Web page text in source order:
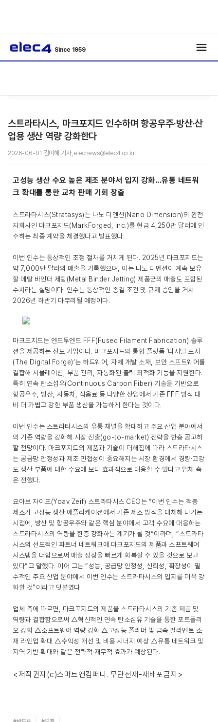
Since 1959
스트라타시스, 마크포지드 인수하며 항공우주·방산·산
업용 생산 역량 강화한다
2026-06-01 김미혜 기자, elecnews@elec4.co.kr
고성능 생산 수요 높은 제조 분야서 입지 강화...유통 네트워
크 확대를 통한 교차 판매 기회 창출
스트라타시스(Stratasys)는 나노 디멘션(Nano Dimension)의 완전
자회사인 마크포지드(MarkForged, Inc.)를 현금 4,250만 달러에 인
수하는 최종 계약을 체결했다고 발표했다.
이번 인수는 통상적인 조정 절차를 거치게 된다. 2025년 마크포지드는
약 7,000만 달러의 매출을 기록했으며, 이는 나노 디멘션이 계속 보유
할 메탈 바인더 제팅(Metal Binder Jetting) 제품군의 매출도 포함된
수치라는 설명이다. 인수는 통상적인 종결 조건 및 규제 승인을 거쳐
2026년 하반기 마무리될 예정이다.
마크포지드는 엔드투엔드 FFF(Fused Filament Fabrication) 솔루
션을 제공하는 선도 기업이다. 마크포지드의 통합 플랫폼 ‘디지털 포지
(The Digital Forge)’는 하드웨어, 자체 개발 소재, 보안 소프트웨어를
결합해 시뮬레이션, 부품 관리, 자동화된 출력 최적화 기능을 지원한다.
특히 연속 탄소섬유(Continuous Carbon Fiber) 기술을 기반으로
항공우주, 방산, 자동차, 식음료 등 다양한 산업에서 기존 FFF 방식 대
비 더 가볍고 강한 부품 생산을 가능하게 한다는 것이다.
이번 인수는 스트라타시스의 유통 채널을 확대하고 주요 산업 분야에서
의 기존 역량을 강화해 시장 진출(go-to-market) 전략을 한층 공고히
할 전망이다. 마크포지드의 제품과 기술이 더해짐에 따라 스트라타시스
는 공급망 안정성과 제조 민첩성이 중요해지는 시장 환경에서 경량·고강
도 생산 부품에 대한 수요에 보다 효과적으로 대응할 수 있다고 업체 측
은 전했다.
요아브 자이프(Yoav Zeif) 스트라타시스 CEO는 “이번 인수는 적층
제조가 고성능 생산 애플리케이션에서 기존 제조 방식을 대체해 나가는
시점에, 방산 및 항공우주와 같은 핵심 분야에서 고객 수요에 대응하는
스트라타시스의 역량을 한층 강화하는 계기가 될 것”이라며, “스트라타
시스의 선도적인 파트너 네트워크에 마크포지드의 제품과 소프트웨어
시스템을 더함으로써 매출 성장을 빠르게 회복할 수 있을 것으로 보고
있다”고 말했다. 이어 그는 “성능, 공급망 안정성, 신뢰성, 확장성이 필
수적인 주요 산업 분야에서 이번 인수는 스트라타시스의 입지를 더욱 강
화할 것”이라고 덧붙였다.
업체 측에 따르면, 마크포지드의 제품을 스트라타시스의 기존 제품 및
역량과 결합함으로써 △혁신적인 연속 탄소섬유 기술을 통한 포트폴리
오 강화 △소프트웨어 역량 강화 △고성능 폴리머 및 금속 필라멘트 소
재 라인업 확대 △수익성 개선 및 비용 시너지 예상 △유통 네트워크 및
지역 기반 확대와 같은 전략적·재무적 효과가 예상된다.
<저작권자(c)스마트앤컴퍼니. 무단전재-재배포금지>